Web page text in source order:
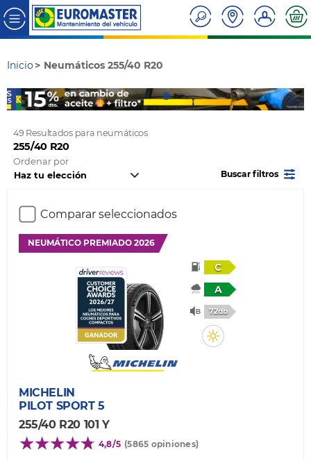
Inicio Neumáticos 255/40 R20
49 Resultados para neumáticos
255/40 R20
Ordenar por
Buscar filtros
Comparar seleccionados
NEUMÁTICO PREMIADO 2026
C
A
72db
MICHELIN
PILOT SPORT 5
255/40 R20 101 Y
4,8/5 (5865 opiniones)